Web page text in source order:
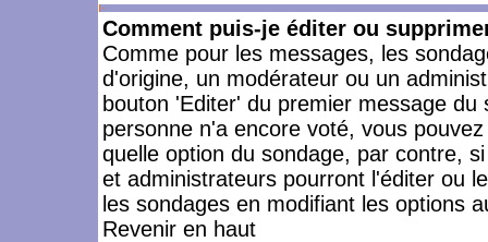
Comment puis-je éditer ou
Comme pour les messages, les
d'origine, un modérateur ou un
bouton 'Editer' du premier message
personne n'a encore voté, vous
quelle option du sondage, par contre,
et administrateurs pourront l'éditer ou
les sondages en modifiant les options
Revenir en haut